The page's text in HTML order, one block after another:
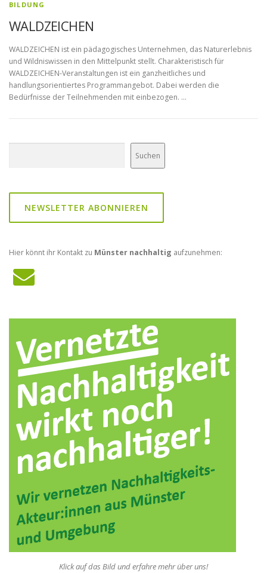
BILDUNG
WALDZEICHEN
WALDZEICHEN ist ein pädagogisches Unternehmen, das Naturerlebnis
und Wildniswissen in den Mittelpunkt stellt. Charakteristisch für
WALDZEICHEN-Veranstaltungen ist ein ganzheitliches und
handlungsorientiertes Programmangebot. Dabei werden die
Bedürfnisse der Teilnehmenden mit einbezogen. …
Suchen
NEWSLETTER ABONNIEREN
Hier könnt ihr Kontakt zu Münster nachhaltig aufzunehmen:
Klick auf das Bild und erfahre mehr über uns!